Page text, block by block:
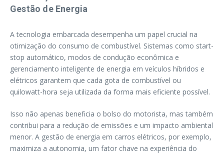
Gestão de Energia
A tecnologia embarcada desempenha um papel crucial na
otimização do consumo de combustível. Sistemas como start-
stop automático, modos de condução econômica e
gerenciamento inteligente de energia em veículos híbridos e
elétricos garantem que cada gota de combustível ou
quilowatt-hora seja utilizada da forma mais eficiente possível.
Isso não apenas beneficia o bolso do motorista, mas também
contribui para a redução de emissões e um impacto ambiental
menor. A gestão de energia em carros elétricos, por exemplo,
maximiza a autonomia, um fator chave na experiência do